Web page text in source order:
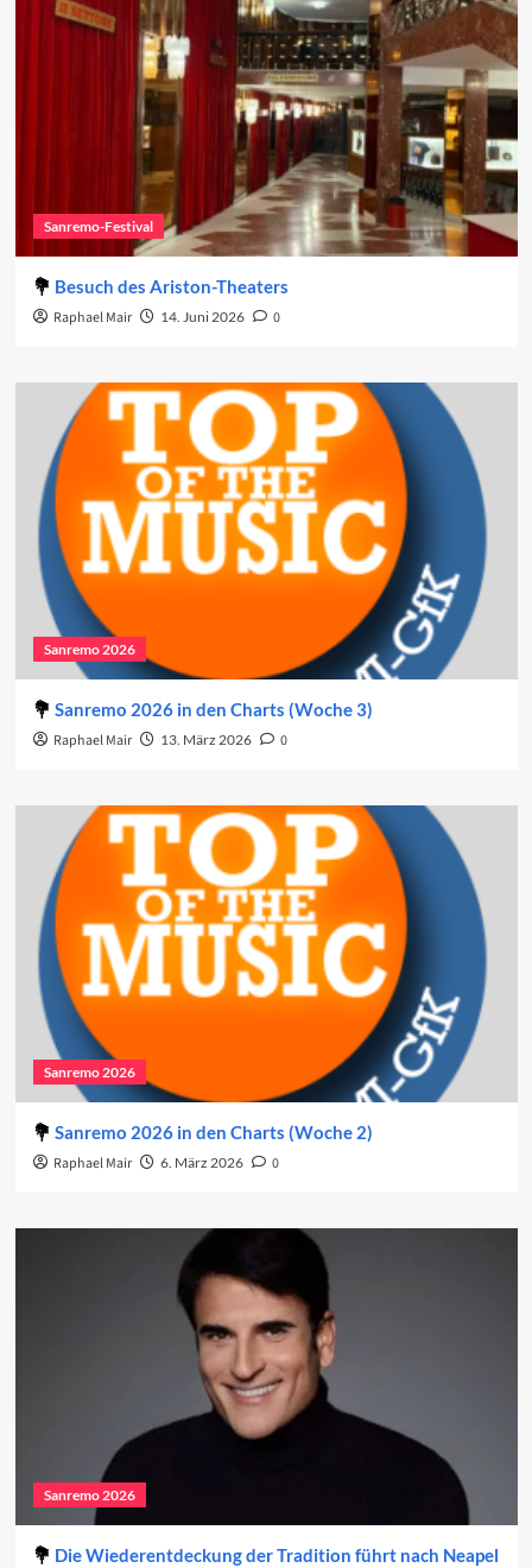
Sanremo-Festival
Besuch des Ariston-Theaters
Raphael Mair 14. Juni 2026 0
Sanremo 2026
Sanremo 2026 in den Charts (Woche 3)
Raphael Mair 13. März 2026 0
Sanremo 2026
Sanremo 2026 in den Charts (Woche 2)
Raphael Mair 6. März 2026 0
Sanremo 2026
Die Wiederentdeckung der Tradition führt nach Neapel